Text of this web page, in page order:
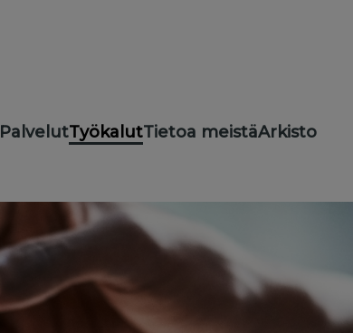
PalvelutTyökalutTietoa meistäArkisto